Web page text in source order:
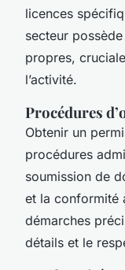
licences
secteur
propres,
l’activité.
Procédures
Obtenir un
procédures
soumission de
et la conformité
démarches
détails et le